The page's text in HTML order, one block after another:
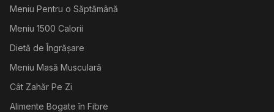
Meniu Pentru o Săptămână
Meniu 1500 Calorii
Dietă de Îngrășare
Meniu Masă Musculară
Cât Zahăr Pe Zi
Alimente Bogate în Fibre